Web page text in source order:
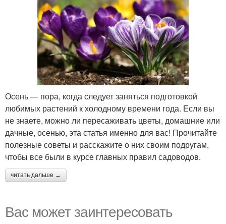
Осень — пора, когда следует заняться подготовкой
любимых растений к холодному времени года. Если вы
не знаете, можно ли пересаживать цветы, домашние или
дачные, осенью, эта статья именно для вас! Прочитайте
полезные советы и расскажите о них своим подругам,
чтобы все были в курсе главных правил садоводов.
читать дальше →
Вас может заинтересовать